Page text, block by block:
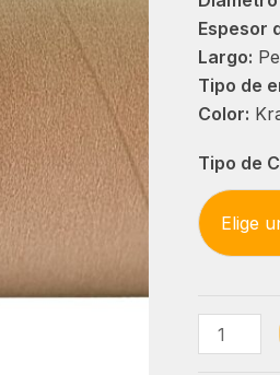
Espesor
Largo:
Tipo de
Color:
Tipo de
Core
de